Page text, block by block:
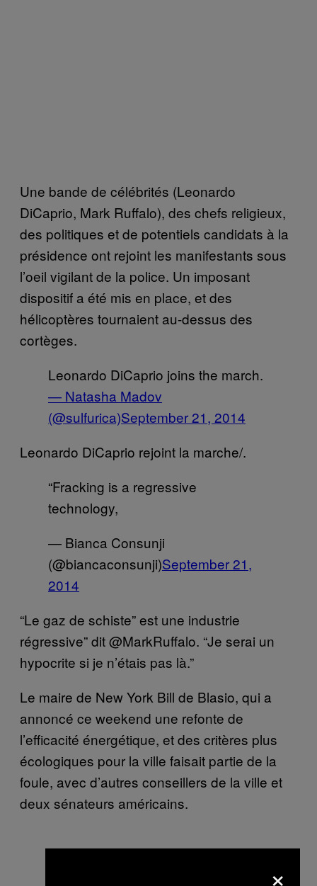
Une bande de célébrités (Leonardo
DiCaprio, Mark Ruffalo), des chefs religieux,
des politiques et de potentiels candidats à la
présidence ont rejoint les manifestants sous
l’oeil vigilant de la police. Un imposant
dispositif a été mis en place, et des
hélicoptères tournaient au-dessus des
cortèges.
Leonardo DiCaprio joins the march.
— Natasha Madov
(@sulfurica)September 21, 2014
Leonardo DiCaprio rejoint la marche/.
“Fracking is a regressive
technology,
— Bianca Consunji
(@biancaconsunji)September 21,
2014
“Le gaz de schiste” est une industrie
régressive” dit @MarkRuffalo. “Je serai un
hypocrite si je n’étais pas là.”
Le maire de New York Bill de Blasio, qui a
annoncé ce weekend une refonte de
l’efficacité énergétique, et des critères plus
écologiques pour la ville faisait partie de la
foule, avec d’autres conseillers de la ville et
deux sénateurs américains.
×